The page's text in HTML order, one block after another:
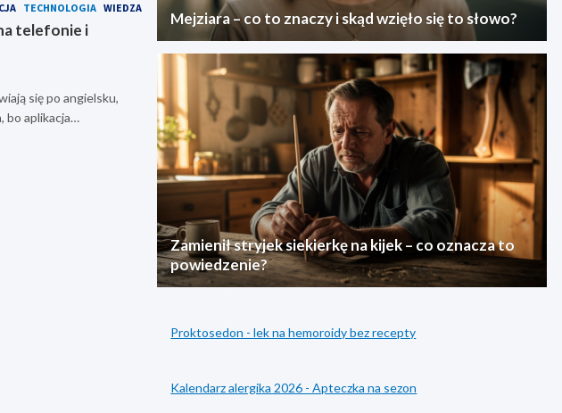
TECHNOLOGIA WIEDZA
telefonie i
się po angielsku,
bo aplikacja…
Mejziara – co to znaczy i skąd wzięło się to słowo?
Zamienił stryjek siekierkę na kijek – co oznacza to
powiedzenie?
Proktosedon - lek na hemoroidy bez recepty
Kalendarz alergika 2026 - Apteczka na sezon